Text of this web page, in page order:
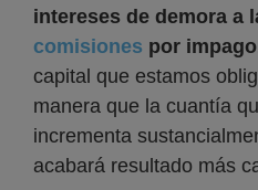
intereses de demora a
comisiones por impago
capital que estamos
manera que la cuantía
incrementa
acabará resultado más